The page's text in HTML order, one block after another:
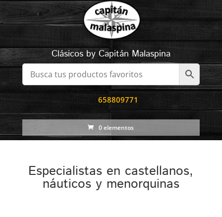
Clásicos by Capitán Malaspina
658809771
0 elementos
Especialistas en castellanos,
náuticos y menorquinas